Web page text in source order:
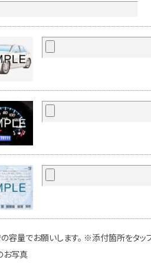
量でお願いします。 ※添付箇所をタッ
お写真